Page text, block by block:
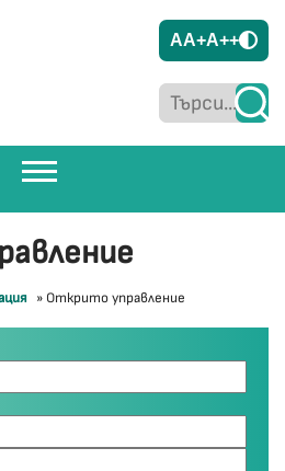
AA+A++
» Открито управление